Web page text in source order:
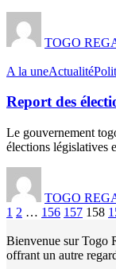
TOGO
A la uneActualité
Report des
Le gouvernement
élections législatives
TOGO
1 2 … 156 157 158
Bienvenue sur Togo
offrant un autre